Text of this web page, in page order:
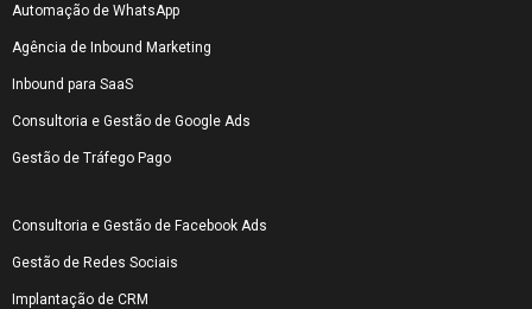
Automação de WhatsApp
Agência de Inbound Marketing
Inbound para SaaS
Consultoria e Gestão de Google Ads
Gestão de Tráfego Pago
Consultoria e Gestão de Facebook Ads
Gestão de Redes Sociais
Implantação de CRM